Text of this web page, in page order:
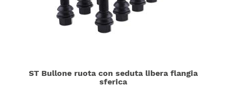
ST Bullone ruota con seduta libera flangia
sferica